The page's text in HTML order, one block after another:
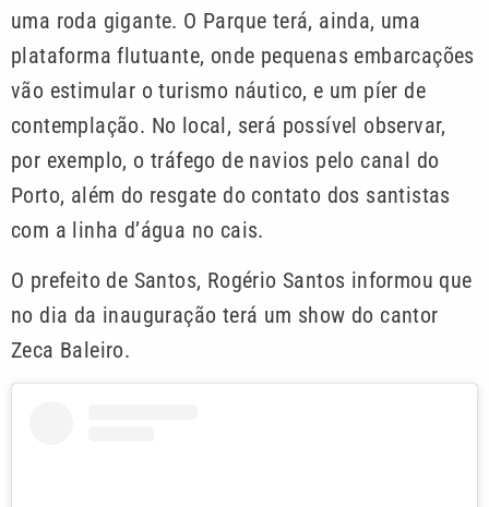
uma roda gigante. O Parque terá, ainda, uma
plataforma flutuante, onde pequenas embarcações
vão estimular o turismo náutico, e um píer de
contemplação. No local, será possível observar,
por exemplo, o tráfego de navios pelo canal do
Porto, além do resgate do contato dos santistas
com a linha d’água no cais.
O prefeito de Santos, Rogério Santos informou que
no dia da inauguração terá um show do cantor
Zeca Baleiro.